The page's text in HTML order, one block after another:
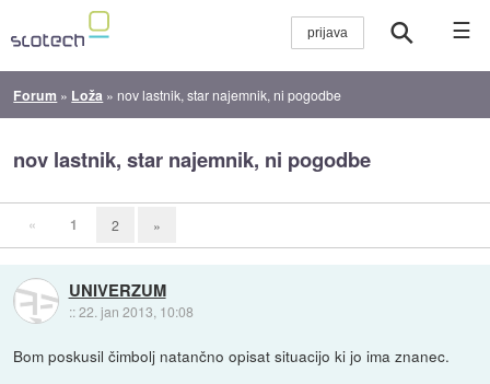
☰
Forum » Loža » nov lastnik, star najemnik, ni pogodbe
nov lastnik, star najemnik, ni pogodbe
« 1 2 »
UNIVERZUM
::22. jan 2013, 10:08
Bom poskusil čimbolj natančno opisat situacijo ki jo ima znanec.